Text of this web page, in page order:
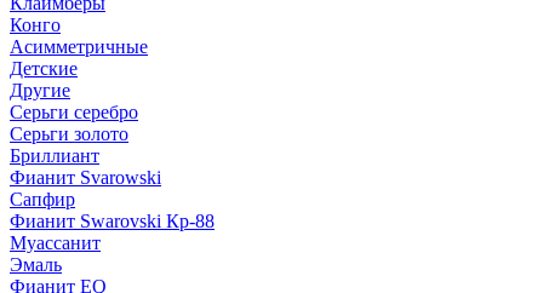
Конго
Асимметричные
Детские
Другие
Серьги серебро
Серьги золото
Бриллиант
Фианит Svarowski
Сапфир
Фианит Swarovski Кр-88
Муассанит
Эмаль
Фианит EQ